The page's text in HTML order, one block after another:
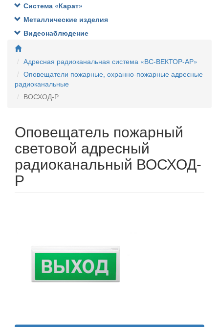
Система «Карат»
Металлические изделия
Видеонаблюдение
Адресная радиоканальная система «ВС-ВЕКТОР-АР»
Оповещатели пожарные, охранно-пожарные адресные
радиоканальные
ВОСХОД-Р
Оповещатель пожарный
световой адресный
радиоканальный ВОСХОД-
Р